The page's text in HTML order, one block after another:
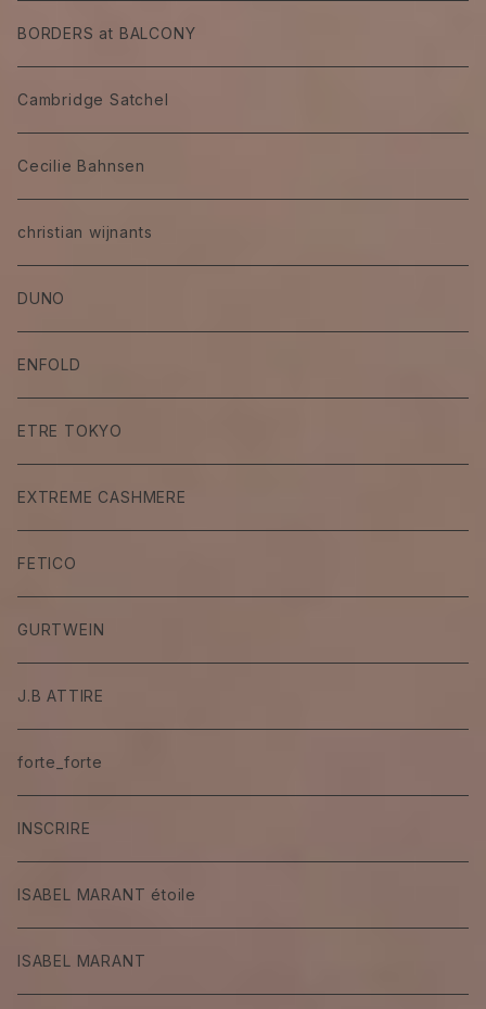
BORDERS at BALCONY
Cambridge Satchel
Cecilie Bahnsen
christian wijnants
DUNO
ENFOLD
ETRE TOKYO
EXTREME CASHMERE
FETICO
GURTWEIN
J.B ATTIRE
forte_forte
INSCRIRE
ISABEL MARANT étoile
ISABEL MARANT